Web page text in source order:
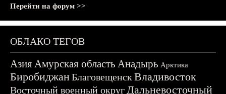
Перейти на форум >>
ОБЛАКО ТЕГОВ
АзияАмурская область Анадырь Арктика
БиробиджанБлаговещенскВладивосток
Восточный военный округДальневосточный